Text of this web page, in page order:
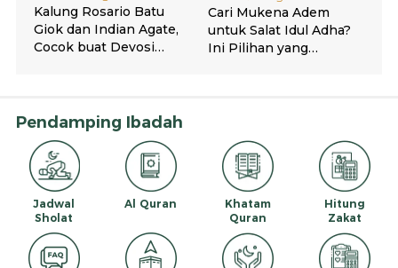
Pendamping Ibadah
Jadwal
Sholat
Al Quran
Khatam
Quran
Hitung
Zakat